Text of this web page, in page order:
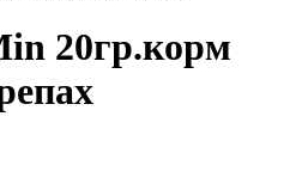
20гр.корм